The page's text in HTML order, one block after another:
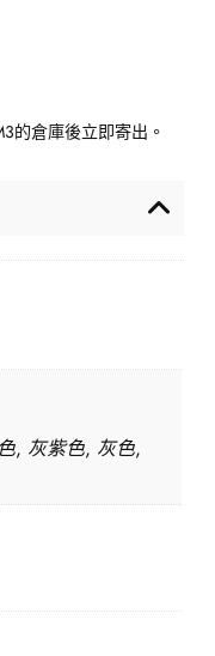
的倉庫後立即寄出。
, 灰紫色, 灰色,